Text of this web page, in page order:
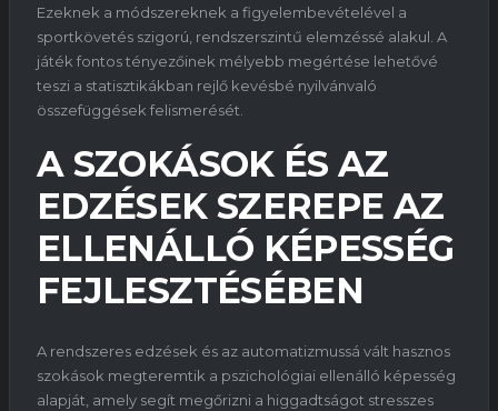
Ezeknek a módszereknek a figyelembevételével a
sportkövetés szigorú, rendszerszintű elemzéssé alakul. A
játék fontos tényezőinek mélyebb megértése lehetővé
teszi a statisztikákban rejlő kevésbé nyilvánvaló
összefüggések felismerését.
A SZOKÁSOK ÉS AZ
EDZÉSEK SZEREPE AZ
ELLENÁLLÓ KÉPESSÉG
FEJLESZTÉSÉBEN
A rendszeres edzések és az automatizmussá vált hasznos
szokások megteremtik a pszichológiai ellenálló képesség
alapját, amely segít megőrizni a higgadtságot stresszes